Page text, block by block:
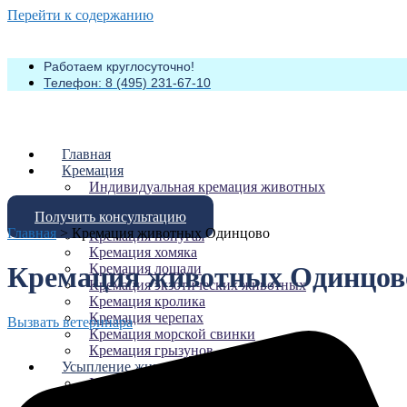
Перейти к содержанию
Работаем круглосуточно!
Телефон: 8 (495) 231-67-10
Главная
Кремация
Индивидуальная кремация животных
Кремация собак
Кремация попугая
Кремация хомяка
Кремация лошади
Кремация экзотических животных
Кремация кролика
Кремация черепах
Кремация морской свинки
Кремация грызунов
Усыпление животных
Усыпление собак
Получить консультацию
Главная > Кремация животных Одинцово
Кремация животных
Вызвать ветеринара